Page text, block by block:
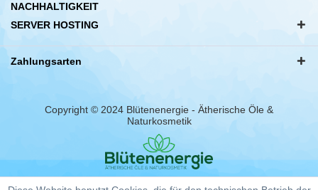
NACHHALTIGKEIT
SERVER HOSTING
Zahlungsarten
Copyright © 2024 Blütenenergie - Ätherische Öle &
Naturkosmetik